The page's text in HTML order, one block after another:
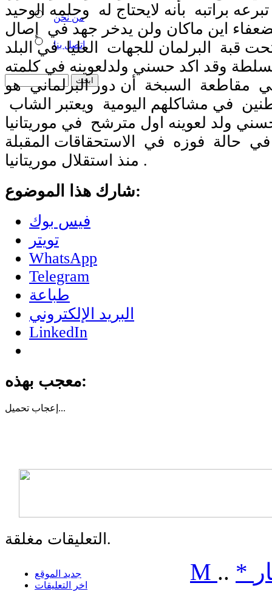
من نحن
اتصل بنا
براتبه بأنه لايحتاج له وحلمه الوحيد
اين ماكان ولن يدخر جهد في إصال
قبة البرلمان للجهات العليا في البلد
وقد اكد حسني ولدلعوينه في كلمته
مقاطعة السبخة أن دور البرلماني هو
في مشاكلهم اليومية ويعتبر الشاب
ولد لعوينه اول مترشح في موريتانيا
في حالة فوزه في الاستحقاقات المقبلة
منذ استقلال موريتانيا .
شارك هذا الموضوع:
فيس بوك
تويتر
WhatsApp
Telegram
طباعة
البريد الإلكتروني
LinkedIn
معجب بهذه:
إعجاب تحميل...
التعليقات مغلقة.
جديد الموقع
اخر التعليقات
M .. *